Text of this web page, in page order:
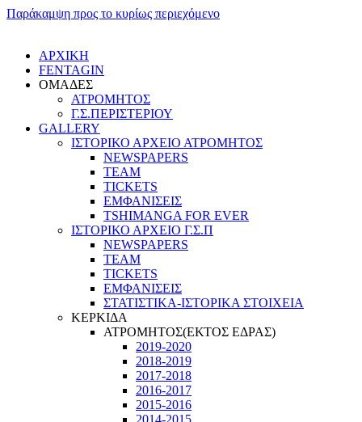
Παράκαμψη προς το κυρίως περιεχόμενο
ΑΡΧΙΚΗ
FENTAGIN
ΟΜΑΔΕΣ
ΑΤΡΟΜΗΤΟΣ
Γ.Σ.ΠEΡΙΣΤΕΡΙΟΥ
GALLERY
ΙΣΤΟΡΙΚΟ ΑΡΧΕΙΟ ΑΤΡΟΜΗΤΟΣ
NEWSPAPERS
TEAM
TICKETS
ΕΜΦΑΝΙΣΕΙΣ
TSHIMANGA FOR EVER
ΙΣΤΟΡΙΚΟ ΑΡΧΕΙΟ Γ.Σ.Π
NEWSPAPERS
TEAM
TICKETS
ΕΜΦΑΝΙΣΕΙΣ
ΣΤΑΤΙΣΤΙΚΑ-ΙΣΤΟΡΙΚΑ ΣΤΟΙΧΕΙΑ
ΚΕΡΚΙΔΑ
ΑΤΡΟΜΗΤΟΣ(ΕΚΤΟΣ ΕΔΡΑΣ)
2019-2020
2018-2019
2017-2018
2016-2017
2015-2016
2014-2015